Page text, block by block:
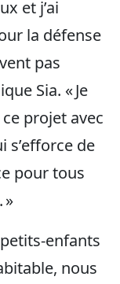
et j’ai
la défense
pas
Sia. « Je
projet avec
s’efforce de
pour tous
»
enfants
nous